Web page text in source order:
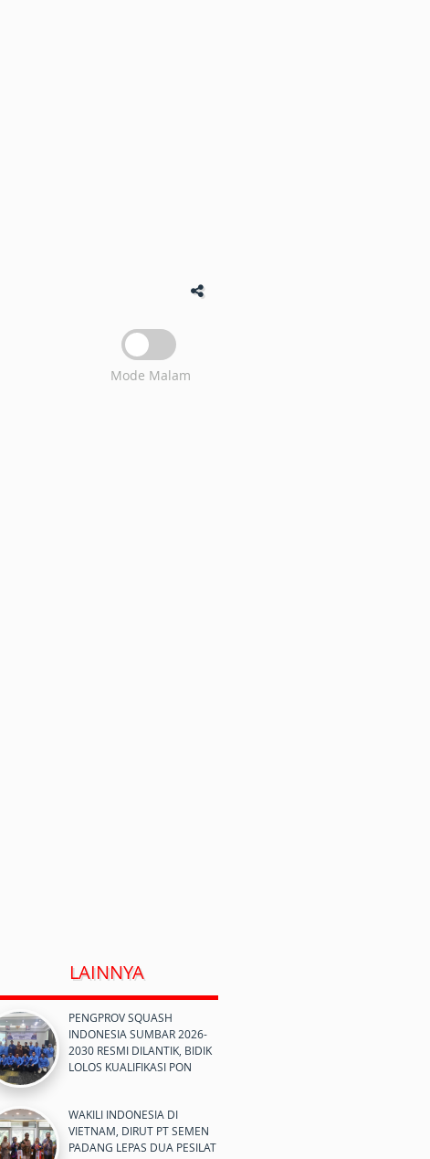
Mode Malam
LAINNYA
PENGPROV SQUASH
INDONESIA SUMBAR 2026-
2030 RESMI DILANTIK, BIDIK
LOLOS KUALIFIKASI PON
WAKILI INDONESIA DI
VIETNAM, DIRUT PT SEMEN
PADANG LEPAS DUA PESILAT